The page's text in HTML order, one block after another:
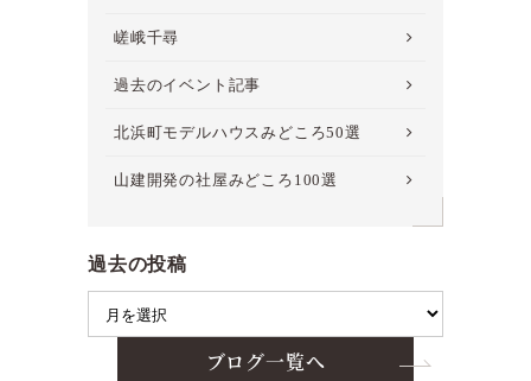
嵯峨千尋
過去のイベント記事
北浜町モデルハウスみどころ50選
山建開発の社屋みどころ100選
過去の投稿
ブログ一覧へ